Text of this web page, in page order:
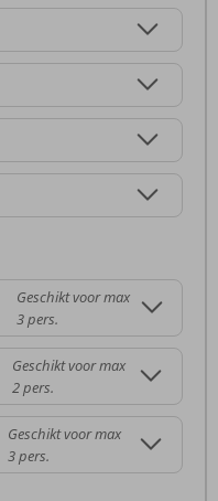
Geschikt voor max
3 pers.
Geschikt voor max
2 pers.
Geschikt voor max
3 pers.